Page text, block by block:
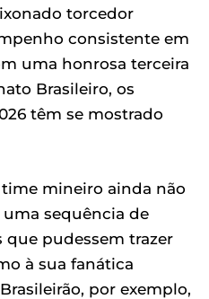
torcedor
consistente em
uma honrosa terceira
Brasileiro, os
têm se mostrado
mineiro ainda não
sequência de
pudessem trazer
à sua fanática
por exemplo,